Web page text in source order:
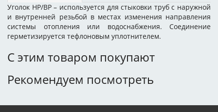
Уголок НР/ВР – используется для стыковки труб с наружной
и внутренней резьбой в местах изменения направления
системы отопления или водоснабжения. Соединение
герметизируется тефлоновым уплотнителем.
С этим товаром покупают
Рекомендуем посмотреть